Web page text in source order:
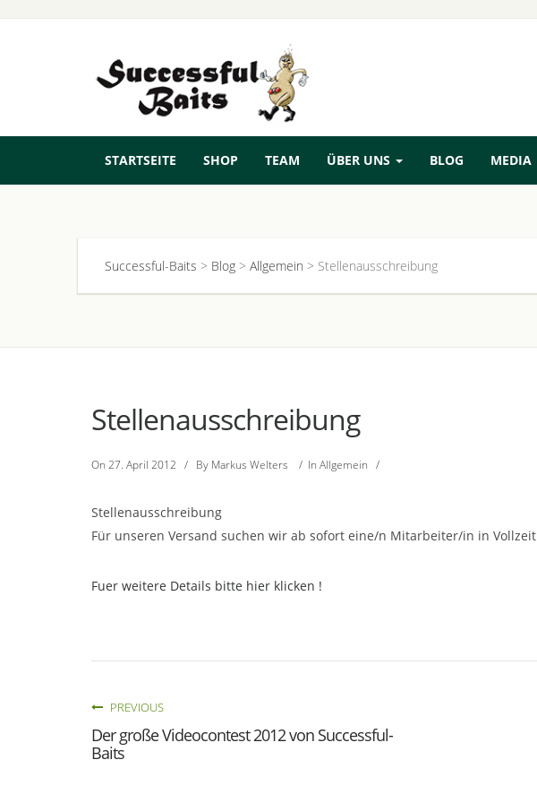
STARTSEITE SHOP TEAM ÜBER UNS BLOG MEDIA
Successful-Baits > Blog > Allgemein > Stellenausschreibung
Stellenausschreibung
On 27. April 2012 / By Markus Welters / In Allgemein /
Stellenausschreibung
Für unseren Versand suchen wir ab sofort eine/n Mitarbeiter/in in Vollzeit
Fuer weitere Details bitte hier klicken !
PREVIOUS
Der große Videocontest 2012 von Successful-
Baits